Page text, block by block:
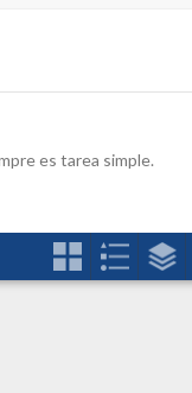
es tarea simple.